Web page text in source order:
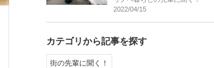
2022/04/15
カテゴリから記事を探す
街の先輩に聞く！